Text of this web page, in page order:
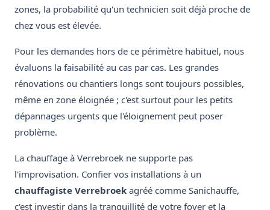
zones, la probabilité qu'un technicien soit déjà proche de
chez vous est élevée.
Pour les demandes hors de ce périmètre habituel, nous
évaluons la faisabilité au cas par cas. Les grandes
rénovations ou chantiers longs sont toujours possibles,
même en zone éloignée ; c'est surtout pour les petits
dépannages urgents que l'éloignement peut poser
problème.
La chauffage à Verrebroek ne supporte pas
l'improvisation. Confier vos installations à un
chauffagiste Verrebroek agréé comme Sanichauffe,
c'est investir dans la tranquillité de votre foyer et la